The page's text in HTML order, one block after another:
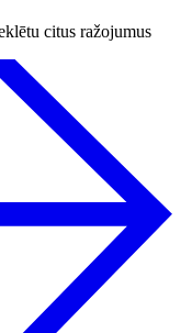
citus ražojumus